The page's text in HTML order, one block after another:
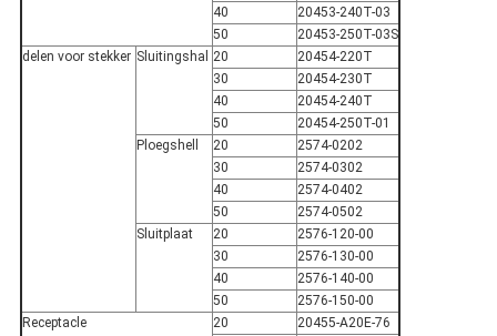
40
20453-240T-03
50
20453-250T-03S
delen voor stekker Sluitingshal 20
20454-220T
30
20454-230T
40
20454-240T
50
20454-250T-01
Ploegshell
20
2574-0202
30
2574-0302
40
2574-0402
50
2574-0502
Sluitplaat
20
2576-120-00
30
2576-130-00
40
2576-140-00
50
2576-150-00
Receptacle
20
20455-A20E-76